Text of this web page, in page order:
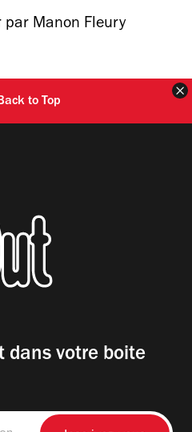
Olympiques 2024 ?
par Manon Fleury
to Top
dans votre boite